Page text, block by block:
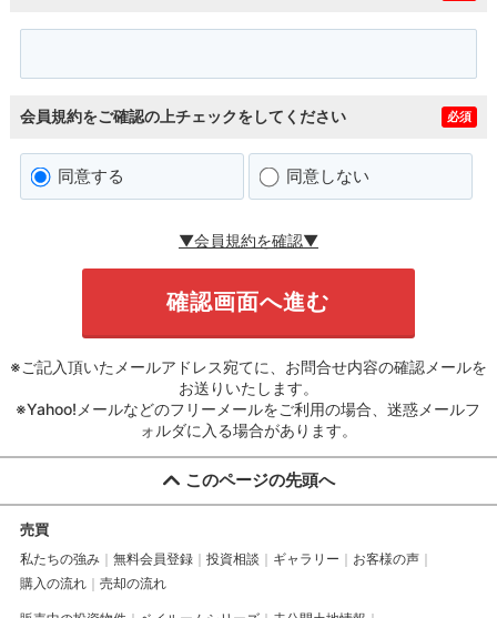
会員規約をご確認の上チェックをしてください 必須
同意する 同意しない
▼会員規約を確認▼
※ご記入頂いたメールアドレス宛てに、お問合せ内容の確認メールを
お送りいたします。
※Yahoo!メールなどのフリーメールをご利用の場合、迷惑メールフ
ォルダに入る場合があります。
このページの先頭へ
売買
私たちの強み 無料会員登録 投資相談 ギャラリー
お客様の声
購入の流れ
売却の流れ